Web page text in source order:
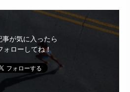
事が気に入ったら
ォローしてね！